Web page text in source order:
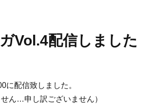
Vol.4配信しました
に配信致しました。
ん…申し訳ございません）